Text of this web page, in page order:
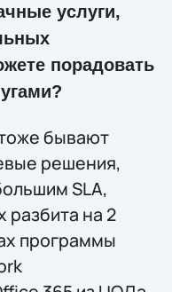
услуги,
порадовать
бывают
решения,
SLA,
разбита на 2
программы